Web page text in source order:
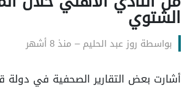
الشتوي
بواسطة روز عبد الحليم– منذ 8 أشهر
أشارت بعض التقارير الصحفية في دولة